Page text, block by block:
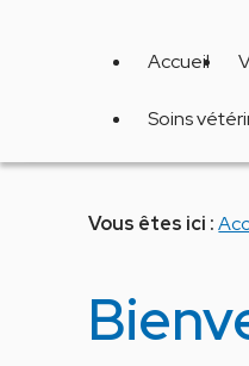
Accueil
Soins
Vous êtes ici :